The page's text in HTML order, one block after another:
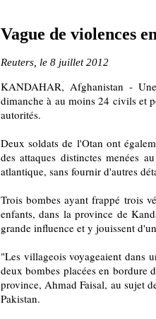
Vague de violences
Reuters, le 8 juillet 2012
KANDAHAR, Afghanistan -
dimanche à au moins 24 civils et
autorités.
Deux soldats de l'Otan ont
des attaques distinctes menées
atlantique, sans fournir d'autres
Trois bombes ayant frappé trois
enfants, dans la province de
grande influence et y jouissent
"Les villageois voyageaient dans
deux bombes placées en bordure
province, Ahmad Faisal, au sujet
Pakistan.